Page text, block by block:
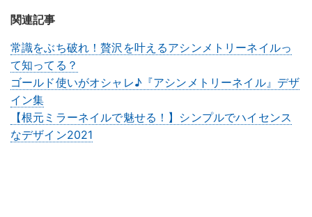
関連記事
常識をぶち破れ！贅沢を叶えるアシンメトリーネイルっ
て知ってる？
ゴールド使いがオシャレ♪『アシンメトリーネイル』デザ
イン集
【根元ミラーネイルで魅せる！】シンプルでハイセンス
なデザイン2021